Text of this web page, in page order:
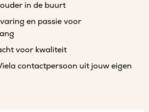
in de buurt
en passie voor
voor kwaliteit
contactpersoon uit jouw eigen